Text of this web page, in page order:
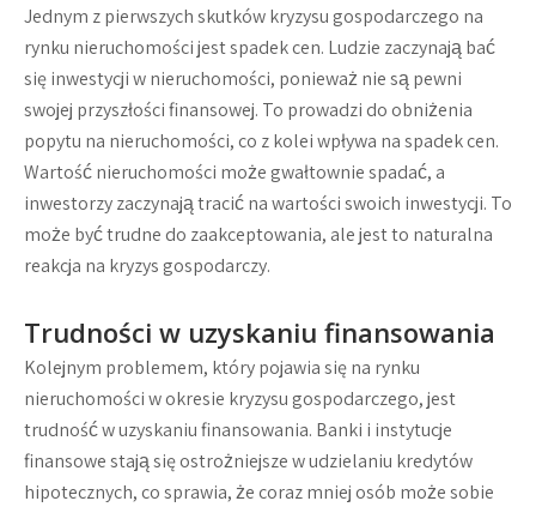
Jednym z pierwszych skutków kryzysu gospodarczego na
rynku nieruchomości jest spadek cen. Ludzie zaczynają bać
się inwestycji w nieruchomości, ponieważ nie są pewni
swojej przyszłości finansowej. To prowadzi do obniżenia
popytu na nieruchomości, co z kolei wpływa na spadek cen.
Wartość nieruchomości może gwałtownie spadać, a
inwestorzy zaczynają tracić na wartości swoich inwestycji. To
może być trudne do zaakceptowania, ale jest to naturalna
reakcja na kryzys gospodarczy.
Trudności w uzyskaniu finansowania
Kolejnym problemem, który pojawia się na rynku
nieruchomości w okresie kryzysu gospodarczego, jest
trudność w uzyskaniu finansowania. Banki i instytucje
finansowe stają się ostrożniejsze w udzielaniu kredytów
hipotecznych, co sprawia, że coraz mniej osób może sobie